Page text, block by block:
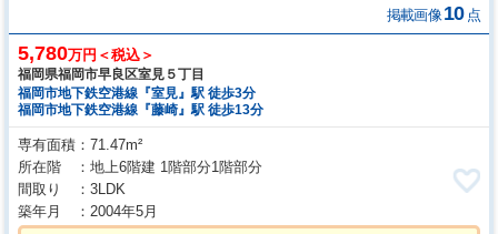
掲載画像 10 点
5,780万円＜税込＞
福岡県福岡市早良区室見５丁目
福岡市地下鉄空港線『室見』駅 徒歩3分
福岡市地下鉄空港線『藤崎』駅 徒歩13分
専有面積
71.47m²
所在階
地上6階建 1階部分1階部分
間取り
3LDK
築年月
2004年5月